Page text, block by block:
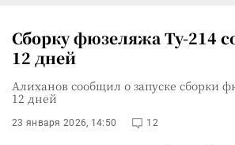
Сборку фюзеляжа Ту-214
12 дней
Алиханов сообщил о запуске сборки
12 дней
23 января 2026, 14:50 12